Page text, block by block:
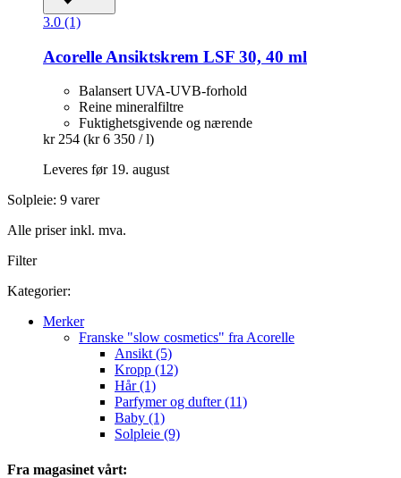
3.0 (1)
Acorelle Ansiktskrem LSF 30, 40 ml
Balansert UVA-UVB-forhold
Reine mineralfiltre
Fuktighetsgivende og nærende
kr 254 (kr 6 350 / l)
Leveres før 19. august
Solpleie: 9 varer
Alle priser inkl. mva.
Filter
Kategorier:
Merker
Franske "slow cosmetics" fra Acorelle
Ansikt (5)
Kropp (12)
Hår (1)
Parfymer og dufter (11)
Baby (1)
Solpleie (9)
Fra magasinet vårt: